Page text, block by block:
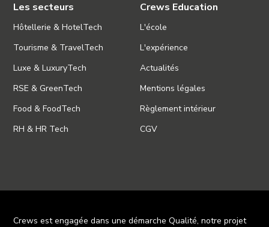
Les secteurs
Hôtellerie & HotelTech
Tourisme & TravelTech
Luxe & LuxuryTech
RSE & GreenTech
Food & FoodTech
RH & HR Tech
Crews Education
L'école
L'expérience
Actualités
Mentions légales
Règlement intérieur
CGV
Crews est engagée dans une démarche Qualité, notre projet